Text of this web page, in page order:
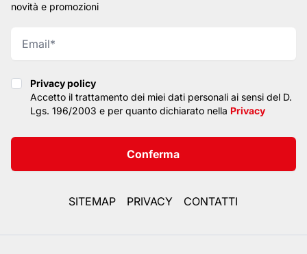
novità e promozioni
Privacy policy
Privacy policy
Accetto il trattamento dei miei dati personali ai sensi del D.
Lgs. 196/2003 e per quanto dichiarato nella Privacy
Conferma
SITEMAP PRIVACY CONTATTI